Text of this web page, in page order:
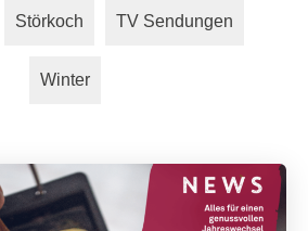
Störkoch TV Sendungen
Winter